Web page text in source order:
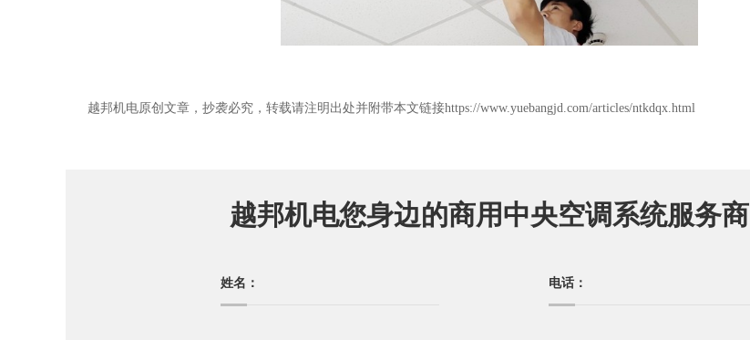
越邦机电原创文章，抄袭必究，转载请注明出处并附带本文链接https://www.yuebangjd.com/articles/ntkdqx.html
越邦机电您身边的商用中央空调系统服务商
姓名： 电话：